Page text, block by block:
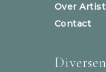
Over
Contact
Diversen